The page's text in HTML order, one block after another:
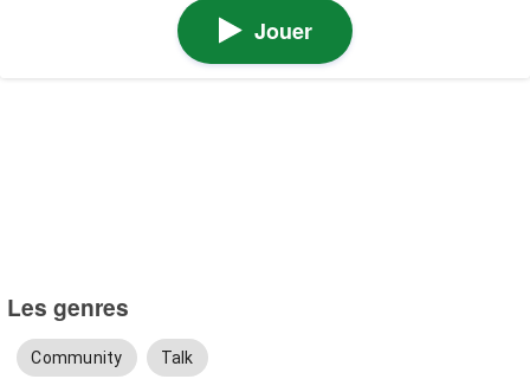
Jouer
Les genres
Community Talk